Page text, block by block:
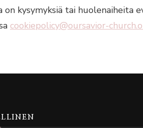
on kysymyksiä tai
cookiepolicy@oursavior-